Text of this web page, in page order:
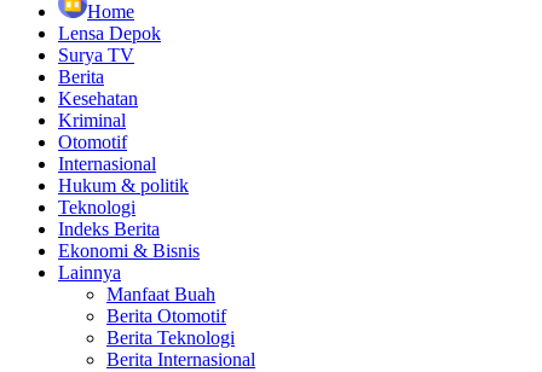
Home
Lensa Depok
Surya TV
Berita
Kesehatan
Kriminal
Otomotif
Internasional
Hukum & politik
Teknologi
Indeks Berita
Ekonomi & Bisnis
Lainnya
Manfaat Buah
Berita Otomotif
Berita Teknologi
Berita Internasional